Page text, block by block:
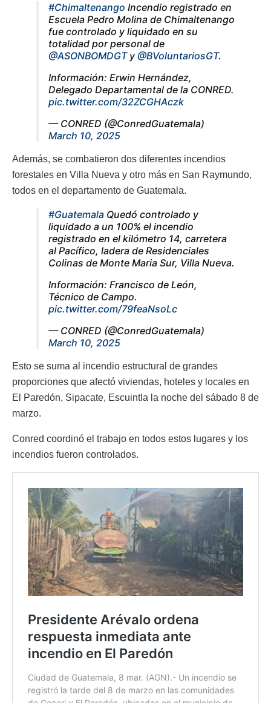
#Chimaltenango Incendio registrado en
Escuela Pedro Molina de Chimaltenango
fue controlado y liquidado en su
totalidad por personal de
@ASONBOMDGTy @BVoluntariosGT.
Información: Erwin Hernández,
Delegado Departamental de la CONRED.
pic.twitter.com/32ZCGHAczk
— CONRED (@ConredGuatemala)
March 10, 2025
Además, se combatieron dos diferentes incendios
forestales en Villa Nueva y otro más en San Raymundo,
todos en el departamento de Guatemala.
#Guatemala Quedó controlado y
liquidado a un 100% el incendio
registrado en el kilómetro 14, carretera
al Pacífico, ladera de Residenciales
Colinas de Monte Maria Sur, Villa Nueva.
Información: Francisco de León,
Técnico de Campo.
pic.twitter.com/79feaNsoLc
— CONRED (@ConredGuatemala)
March 10, 2025
Esto se suma al incendio estructural de grandes
proporciones que afectó viviendas, hoteles y locales en
El Paredón, Sipacate, Escuintla la noche del sábado 8 de
marzo.
Conred coordinó el trabajo en todos estos lugares y los
incendios fueron controlados.